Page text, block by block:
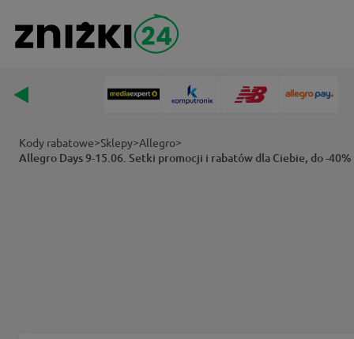
Kody rabatowe>Sklepy>Allegro>
Allegro Days 9-15.06. Setki promocji i rabatów dla Ciebie, do -40%